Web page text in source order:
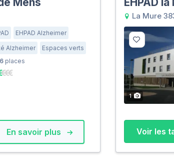
EHPAD Alzheimer
Alzheimer
Espaces verts
places
En savoir plus
La Mure
1
Voir les